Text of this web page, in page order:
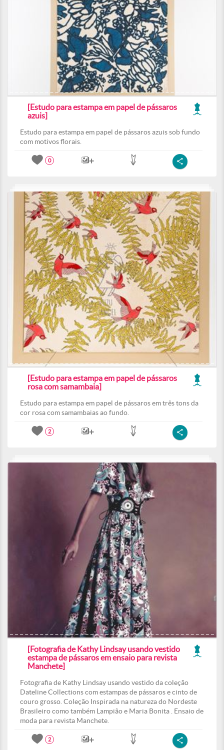
[Estudo para estampa em papel de pássaros
azuis]
Estudo para estampa em papel de pássaros azuis sob fundo
com motivos florais.
0
[Estudo para estampa em papel de pássaros
rosa com samambaia]
Estudo para estampa em papel de pássaros em três tons da
cor rosa com samambaias ao fundo.
2
[Fotografia de Kathy Lindsay usando vestido
estampa de pássaros em ensaio para revista
Manchete]
Fotografia de Kathy Lindsay usando vestido da coleção
Dateline Collections com estampas de pássaros e cinto de
couro grosso. Coleção Inspirada na natureza do Nordeste
Brasileiro como também Lampião e Maria Bonita . Ensaio de
moda para revista Manchete.
2